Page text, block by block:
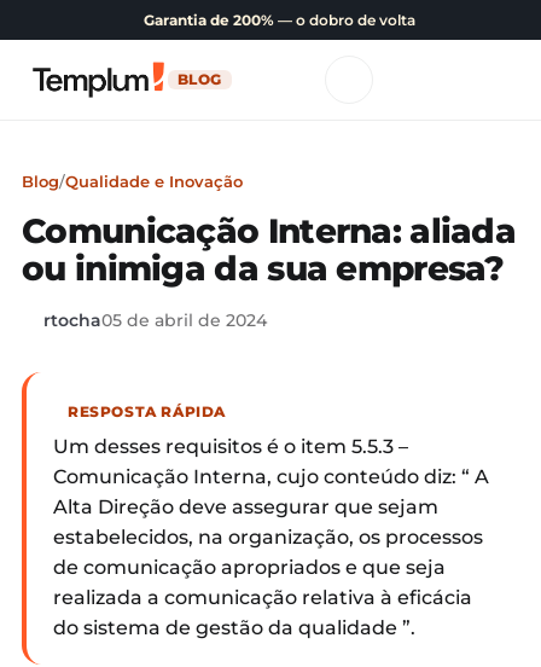
Garantia de 200% — o dobro de volta
BLOG
Blog/Qualidade e Inovação
Comunicação Interna: aliada
ou inimiga da sua empresa?
rtocha05 de abril de 2024
RESPOSTA RÁPIDA
Um desses requisitos é o item 5.5.3 –
Comunicação Interna, cujo conteúdo diz: “ A
Alta Direção deve assegurar que sejam
estabelecidos, na organização, os processos
de comunicação apropriados e que seja
realizada a comunicação relativa à eficácia
do sistema de gestão da qualidade ”.